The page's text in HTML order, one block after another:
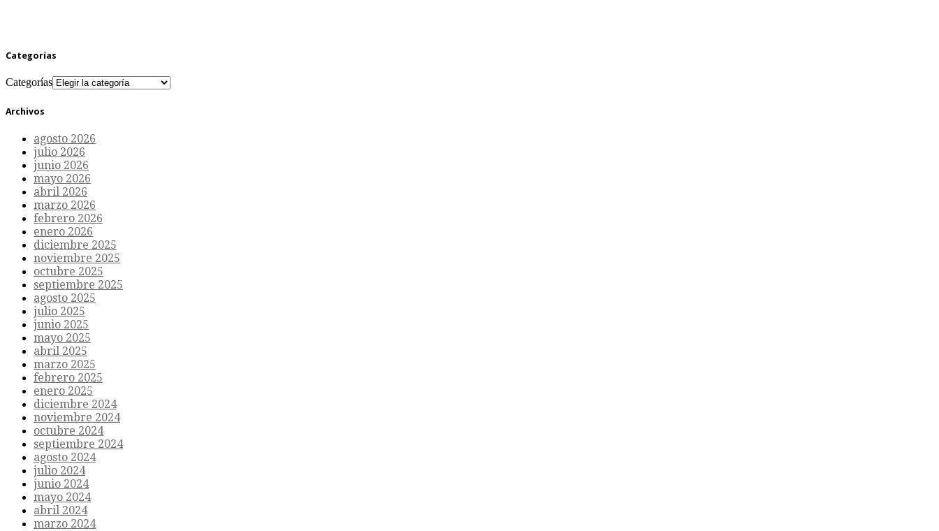
Categorías
Categorías
Archivos
agosto 2026
julio 2026
junio 2026
mayo 2026
abril 2026
marzo 2026
febrero 2026
enero 2026
diciembre 2025
noviembre 2025
octubre 2025
septiembre 2025
agosto 2025
julio 2025
junio 2025
mayo 2025
abril 2025
marzo 2025
febrero 2025
enero 2025
diciembre 2024
noviembre 2024
octubre 2024
septiembre 2024
agosto 2024
julio 2024
junio 2024
mayo 2024
abril 2024
marzo 2024